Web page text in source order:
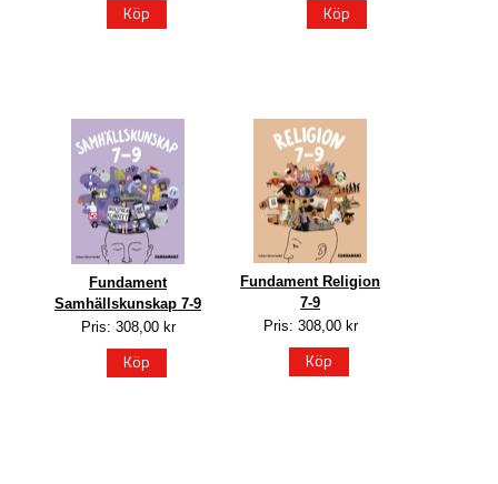
Köp Köp
Fundament
Samhällskunskap 7-9
Pris: 308,00 kr
Köp
Fundament Religion
7-9
Pris: 308,00 kr
Köp